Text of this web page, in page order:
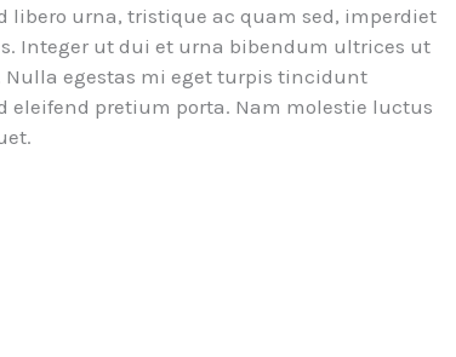
libero urna, tristique ac quam sed, imperdiet
Integer ut dui et urna bibendum ultrices ut
Nulla egestas mi eget turpis tincidunt
eleifend pretium porta. Nam molestie luctus